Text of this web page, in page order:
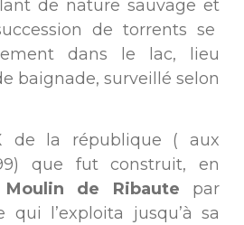
de nature sauvage et
de torrents se
dans le lac, lieu
baignade, surveillé selon
de la république ( aux
que fut construit, en
Moulin de Ribaute par
qui l’exploita jusqu’à sa